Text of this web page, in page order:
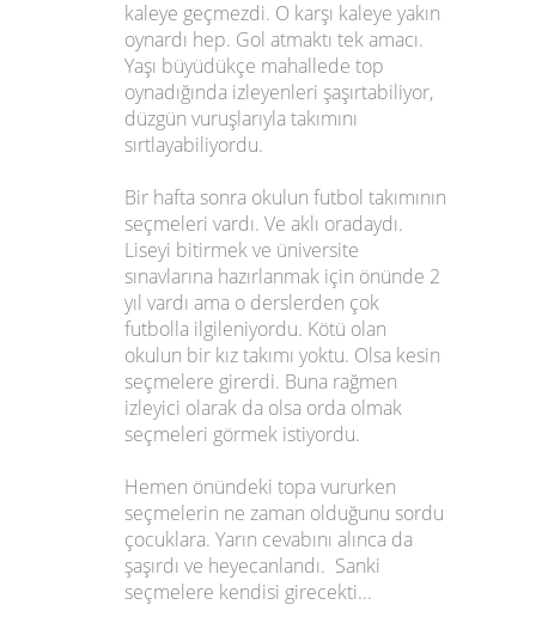
kaleye geçmezdi. O karşı kaleye yakın
oynardı hep. Gol atmaktı tek amacı.
Yaşı büyüdükçe mahallede top
oynadığında izleyenleri şaşırtabiliyor,
düzgün vuruşlarıyla takımını
sırtlayabiliyordu.
Bir hafta sonra okulun futbol takımının
seçmeleri vardı. Ve aklı oradaydı.
Liseyi bitirmek ve üniversite
sınavlarına hazırlanmak için önünde 2
yıl vardı ama o derslerden çok
futbolla ilgileniyordu. Kötü olan
okulun bir kız takımı yoktu. Olsa kesin
seçmelere girerdi. Buna rağmen
izleyici olarak da olsa orda olmak
seçmeleri görmek istiyordu.
Hemen önündeki topa vururken
seçmelerin ne zaman olduğunu sordu
çocuklara. Yarın cevabını alınca da
şaşırdı ve heyecanlandı. Sanki
seçmelere kendisi girecekti...